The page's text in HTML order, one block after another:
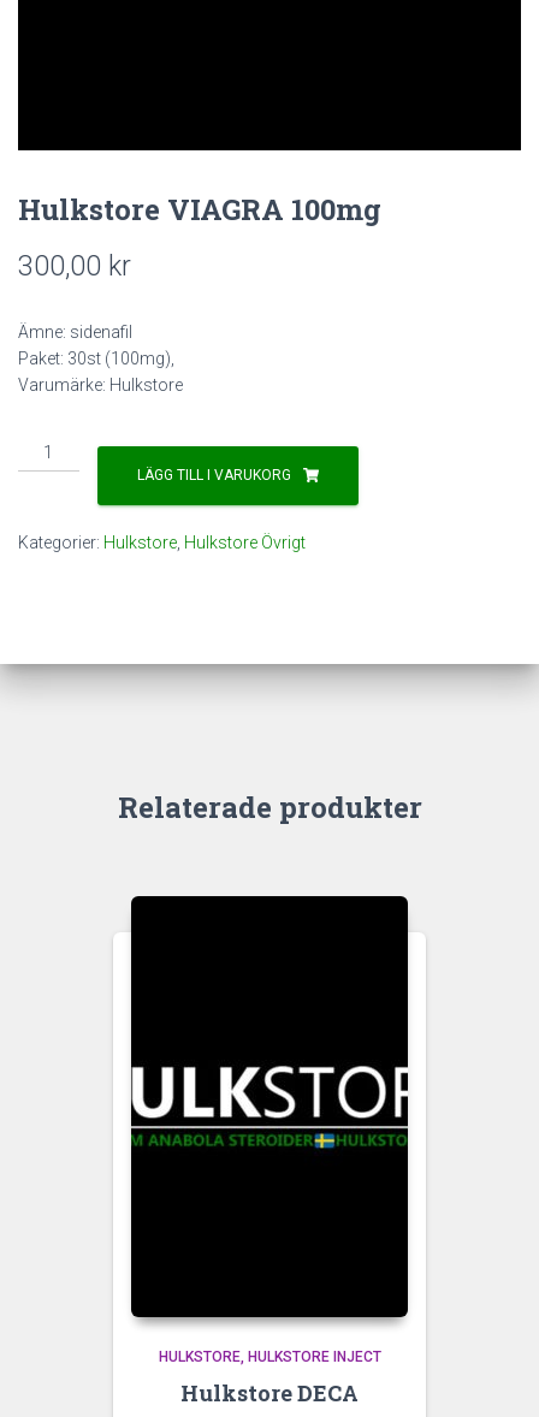
Hulkstore VIAGRA 100mg
300,00 kr
Ämne: sidenafil
Paket: 30st (100mg),
Varumärke: Hulkstore
Hulkstore
VIAGRA
LÄGG TILL I VARUKORG
Kategorier: Hulkstore Hulkstore Övrigt
Relaterade produkter
HULKSTORE HULKSTORE INJECT
Hulkstore DECA